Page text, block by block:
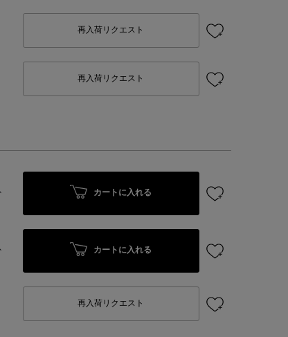
再入荷リクエスト
再入荷リクエスト
カートに入れる
カートに入れる
再入荷リクエスト